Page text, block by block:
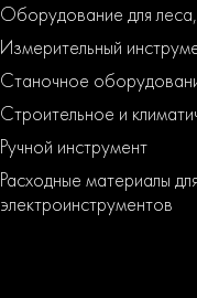
Оборудование для
Измерительный
Станочное
Строительное и
Ручной инструмент
Расходные материалы для
электроинструментов